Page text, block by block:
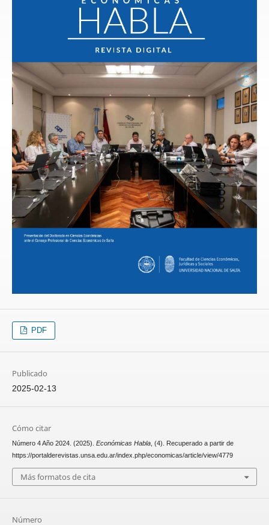
PDF
Publicado
2025-02-13
Cómo citar
Número 4 Año 2024. (2025). Económicas Habla, (4). Recuperado a partir de
https://portalderevistas.unsa.edu.ar/index.php/economicas/article/view/4779
Más formatos de cita
Número